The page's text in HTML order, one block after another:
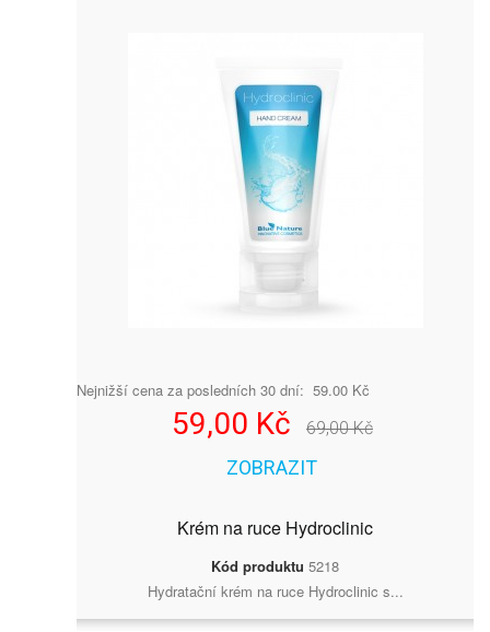
Nejnižší cena za posledních 30 dní: 59.00 Kč
59,00 Kč 69,00 Kč
ZOBRAZIT
Krém na ruce Hydroclinic
Kód produktu 5218
Hydratační krém na ruce Hydroclinic s...